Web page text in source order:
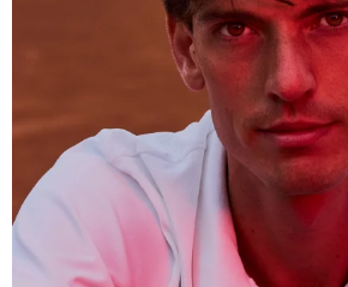
This week at...
321
9